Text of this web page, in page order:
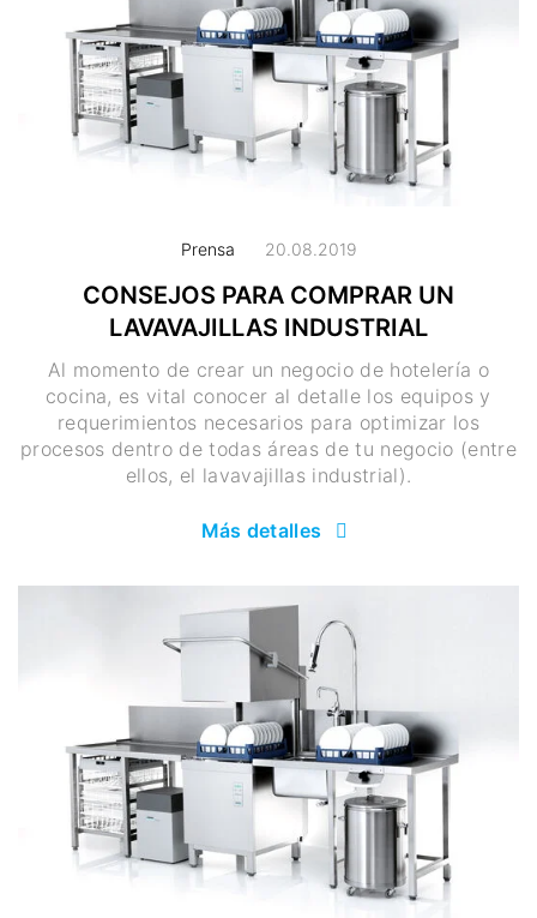
Prensa 20.08.2019
CONSEJOS PARA COMPRAR UN
LAVAVAJILLAS INDUSTRIAL
Al momento de crear un negocio de hotelería o
cocina, es vital conocer al detalle los equipos y
requerimientos necesarios para optimizar los
procesos dentro de todas áreas de tu negocio (entre
ellos, el lavavajillas industrial).
Más detalles